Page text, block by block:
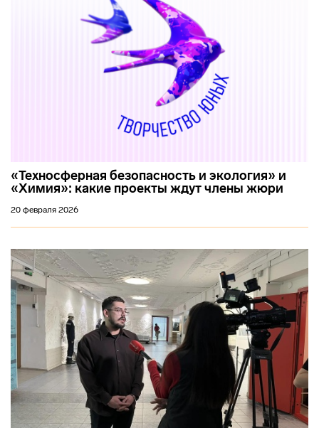
«Техносферная безопасность и экология» и
«Химия»: какие проекты ждут члены жюри
20 февраля 2026